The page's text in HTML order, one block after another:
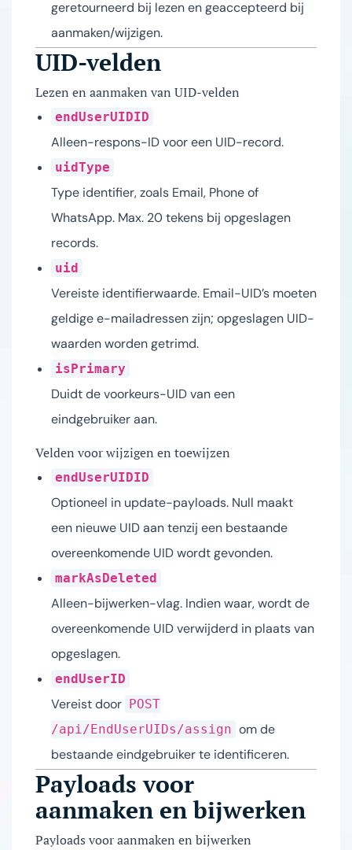
geretourneerd bij lezen en geaccepteerd bij
aanmaken/wijzigen.
UID-velden
Lezen en aanmaken van UID-velden
endUserUIDID
Alleen-respons-ID voor een UID-record.
uidType
Type identifier, zoals Email, Phone of
WhatsApp. Max. 20 tekens bij opgeslagen
records.
uid
Vereiste identifierwaarde. Email-UID’s moeten
geldige e-mailadressen zijn; opgeslagen UID-
waarden worden getrimd.
isPrimary
Duidt de voorkeurs-UID van een
eindgebruiker aan.
Velden voor wijzigen en toewijzen
endUserUIDID
Optioneel in update-payloads. Null maakt
een nieuwe UID aan tenzij een bestaande
overeenkomende UID wordt gevonden.
markAsDeleted
Alleen-bijwerken-vlag. Indien waar, wordt de
overeenkomende UID verwijderd in plaats van
opgeslagen.
endUserID
Vereist door
POST
/api/EndUserUIDs/assign om de
bestaande eindgebruiker te identificeren.
Payloads voor
aanmaken en bijwerken
Payloads voor aanmaken en bijwerken